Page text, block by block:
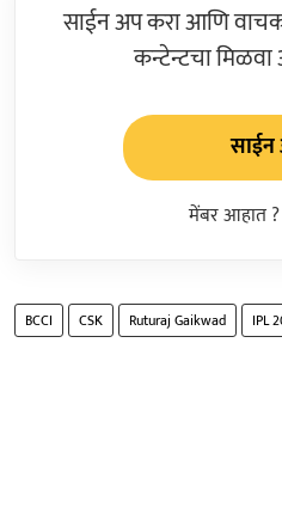
साईन अप करा आणि
कन्टेन्टचा
मेंबर आहात
BCCI CSK Ruturaj Gaikwad IPL